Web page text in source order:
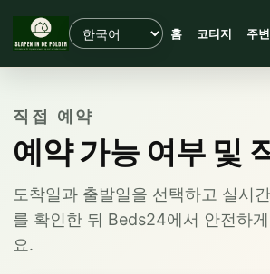
홈 코티지 주변
직접 예약
예약 가능 여부 및
도착일과 출발일을 선택하고 실시
를 확인한 뒤 Beds24에서 안전하
요.